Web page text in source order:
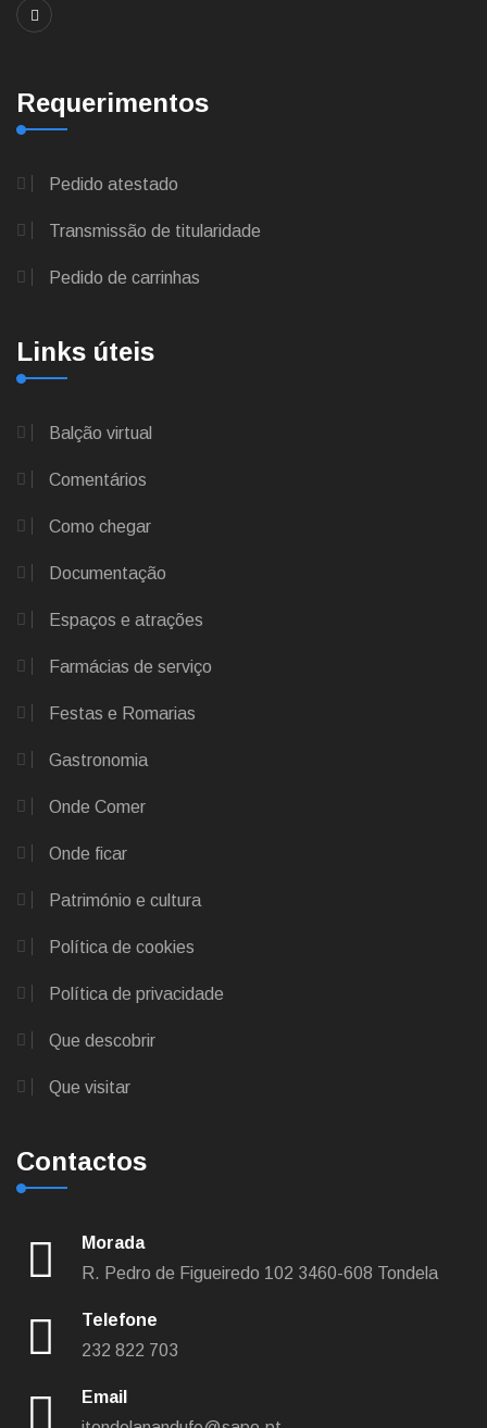
Requerimentos
Pedido atestado
Transmissão de titularidade
Pedido de carrinhas
Links úteis
Balção virtual
Comentários
Como chegar
Documentação
Espaços e atrações
Farmácias de serviço
Festas e Romarias
Gastronomia
Onde Comer
Onde ficar
Património e cultura
Política de cookies
Política de privacidade
Que descobrir
Que visitar
Contactos
Morada
R. Pedro de Figueiredo 102 3460-608 Tondela
Telefone
232 822 703
Email